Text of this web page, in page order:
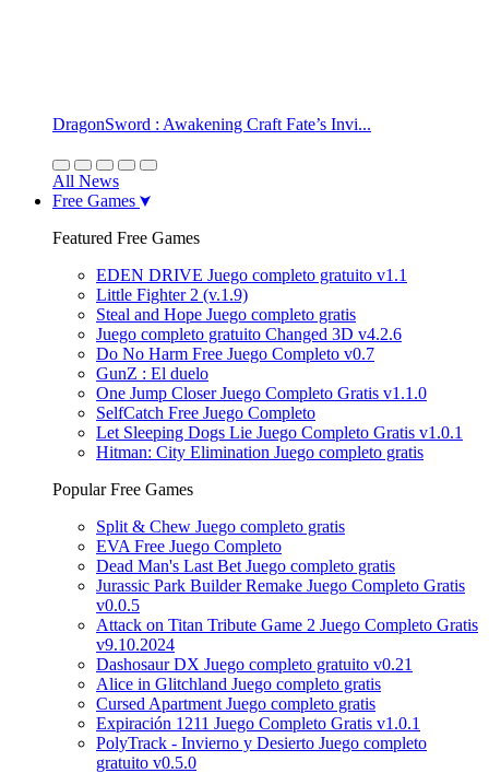
DragonSword : Awakening Craft Fate’s Invi...
All News
Free Games
Featured Free Games
EDEN DRIVE Juego completo gratuito v1.1
Little Fighter 2 (v.1.9)
Steal and Hope Juego completo gratis
Juego completo gratuito Changed 3D v4.2.6
Do No Harm Free Juego Completo v0.7
GunZ : El duelo
One Jump Closer Juego Completo Gratis v1.1.0
SelfCatch Free Juego Completo
Let Sleeping Dogs Lie Juego Completo Gratis v1.0.1
Hitman: City Elimination Juego completo gratis
Popular Free Games
Split & Chew Juego completo gratis
EVA Free Juego Completo
Dead Man's Last Bet Juego completo gratis
Jurassic Park Builder Remake Juego Completo Gratis
v0.0.5
Attack on Titan Tribute Game 2 Juego Completo Gratis
v9.10.2024
Dashosaur DX Juego completo gratuito v0.21
Alice in Glitchland Juego completo gratis
Cursed Apartment Juego completo gratis
Expiración 1211 Juego Completo Gratis v1.0.1
PolyTrack - Invierno y Desierto Juego completo
gratuito v0.5.0